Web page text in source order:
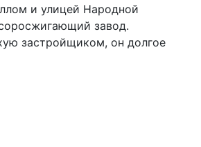
и улицей Народной
завод.
застройщиком, он долгое